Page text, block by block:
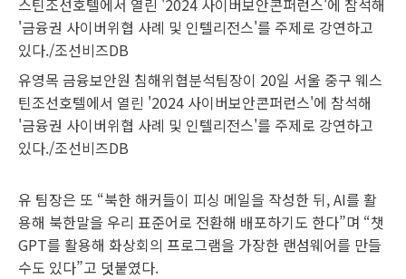
유영목 금융보안원 침해위협분석팀장이 20일 서울 중구 웨스
틴조선호텔에서 열린 '2024 사이버보안콘퍼런스'에 참석해
'금융권 사이버위협 사례 및 인텔리전스'를 주제로 강연하고
있다./조선비즈DB
유 팀장은 또 “북한 해커들이 피싱 메일을 작성한 뒤, AI를 활
용해 북한말을 우리 표준어로 전환해 배포하기도 한다”며 “챗
GPT를 활용해 화상회의 프로그램을 가장한 랜섬웨어를 만들
수도 있다”고 덧붙였다.